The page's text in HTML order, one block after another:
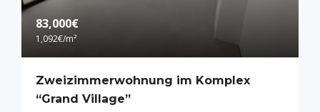
83,000€
1,092€/m²
Zweizimmerwohnung im Komplex
“Grand Village”